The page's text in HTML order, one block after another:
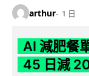
arthur 1 日
AI 減肥餐
45 日減